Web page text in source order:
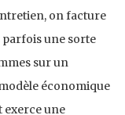
on facture
parfois une sorte
sur un
économique
exerce une